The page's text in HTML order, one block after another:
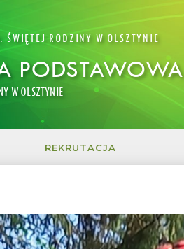
RODZINY W OLSZTYNIE
PODSTAWOWA
W OLSZTYNIE
REKRUTACJA